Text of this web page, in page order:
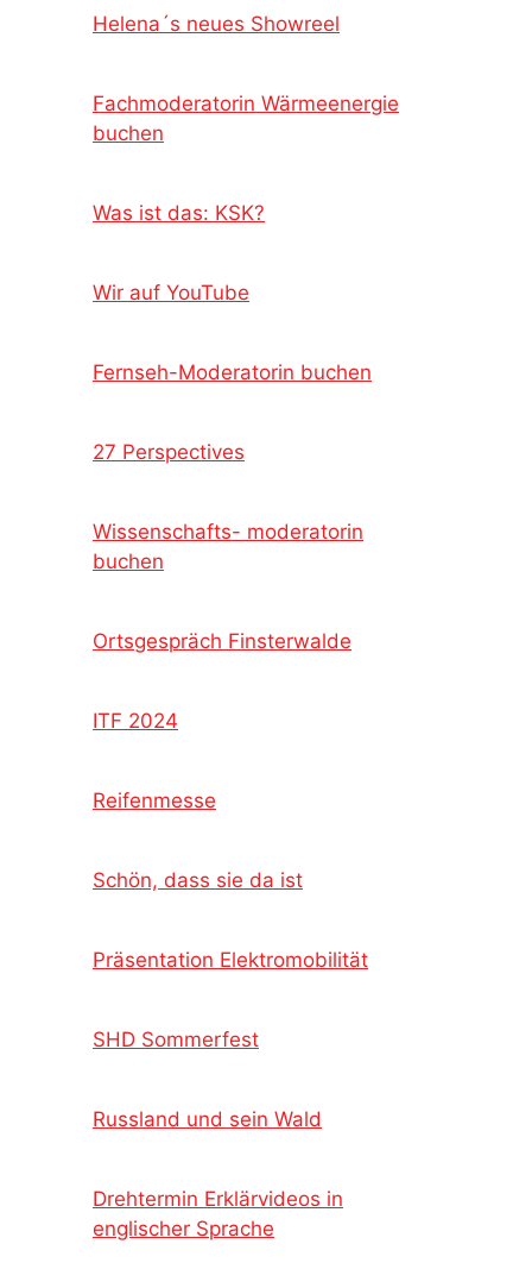
Helena´s neues Showreel
Fachmoderatorin Wärmeenergie
buchen
Was ist das: KSK?
Wir auf YouTube
Fernseh-Moderatorin buchen
27 Perspectives
Wissenschafts- moderatorin
buchen
Ortsgespräch Finsterwalde
ITF 2024
Reifenmesse
Schön, dass sie da ist
Präsentation Elektromobilität
SHD Sommerfest
Russland und sein Wald
Drehtermin Erklärvideos in
englischer Sprache